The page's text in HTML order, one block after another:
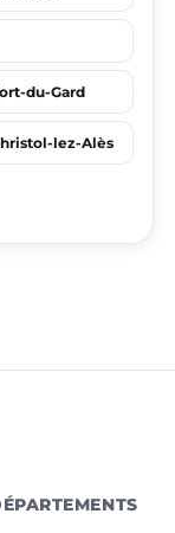
du-Gard
lez-Alès